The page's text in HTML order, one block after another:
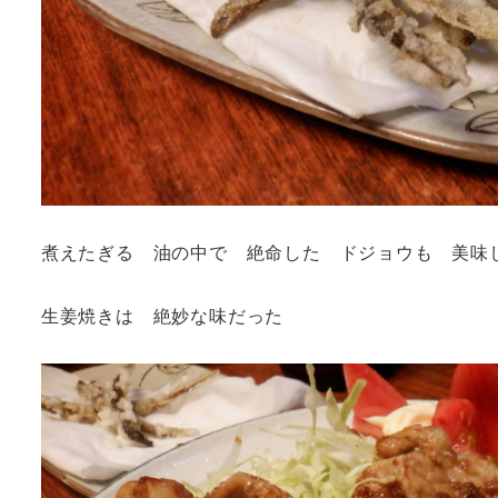
煮えたぎる 油の中で 絶命した ドジョウも 美味
生姜焼きは 絶妙な味だった